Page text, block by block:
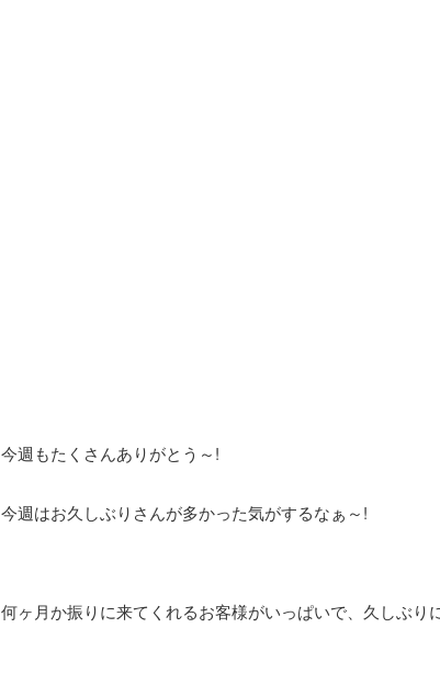
今週もたくさんありがとう～!
今週はお久しぶりさんが多かった気がするなぁ～!
何ヶ月か振りに来てくれるお客様がいっぱいで、久しぶり